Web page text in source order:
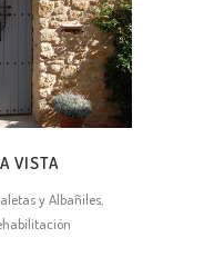
VISTA
y Albañiles,